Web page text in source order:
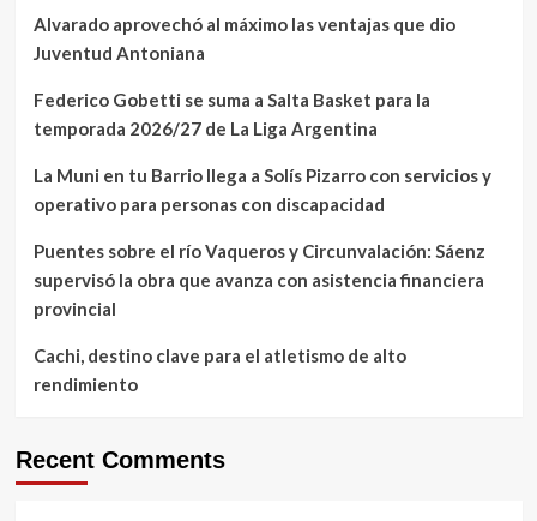
Alvarado aprovechó al máximo las ventajas que dio
Juventud Antoniana
Federico Gobetti se suma a Salta Basket para la
temporada 2026/27 de La Liga Argentina
La Muni en tu Barrio llega a Solís Pizarro con servicios y
operativo para personas con discapacidad
Puentes sobre el río Vaqueros y Circunvalación: Sáenz
supervisó la obra que avanza con asistencia financiera
provincial
Cachi, destino clave para el atletismo de alto
rendimiento
Recent Comments